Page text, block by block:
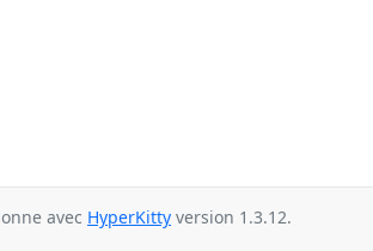
avec HyperKitty version 1.3.12.